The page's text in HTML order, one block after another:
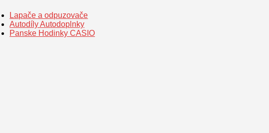
Lapače a odpuzovače
Autodíly Autodoplnky
Panske Hodinky CASIO